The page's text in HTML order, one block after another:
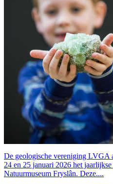
De geologische vereniging LVGA
24 en 25 januari 2026 het
Natuurmuseum Fryslân. Deze....